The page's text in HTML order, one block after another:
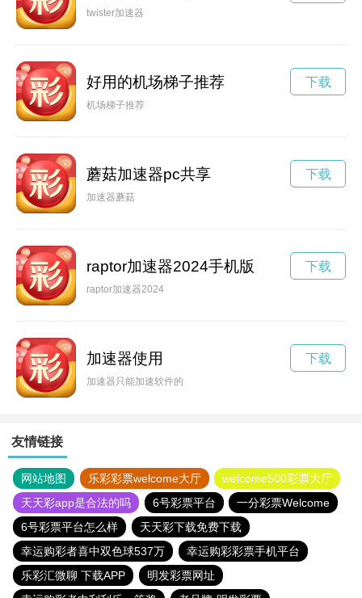
twister加速器
好用的机场梯子推荐
机场梯子推荐
下载
蘑菇加速器pc共享
加速器蘑菇
下载
raptor加速器2024手机版
raptor加速器2024
下载
加速器使用
加速器只能加速软件的
下载
友情链接
网站地图 乐彩彩票welcome大厅
welcome500彩票大厅
天天彩app是合法的吗
6号彩票平台
一分彩票Welcome
6号彩票平台怎么样
天天彩下载免费下载
幸运购彩者喜中双色球537万
幸运购彩彩票手机平台
乐彩汇微聊 下载APP
明发彩票网址